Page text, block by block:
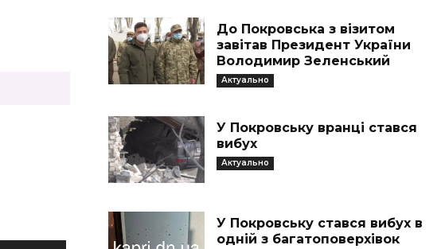
До Покровська з візитом
завітав Президент України
Володимир Зеленський
Актуально
У Покровську вранці стався
вибух
Актуально
У Покровську стався вибух в
одній з багатоповерхівок